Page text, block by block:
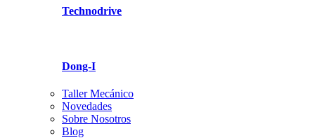
Technodrive
Dong-I
Taller Mecánico
Novedades
Sobre Nosotros
Blog